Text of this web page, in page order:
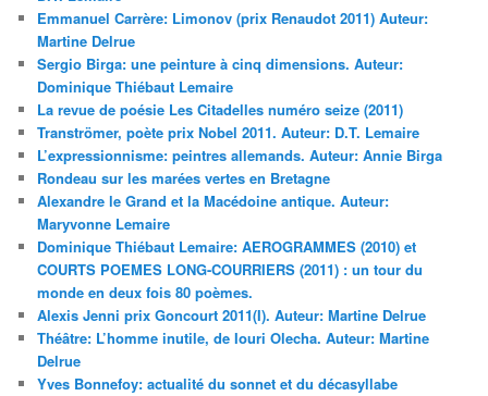
Emmanuel Carrère: Limonov (prix Renaudot 2011) Auteur:
Martine Delrue
Sergio Birga: une peinture à cinq dimensions. Auteur:
Dominique Thiébaut Lemaire
La revue de poésie Les Citadelles numéro seize (2011)
Tranströmer, poète prix Nobel 2011. Auteur: D.T. Lemaire
L’expressionnisme: peintres allemands. Auteur: Annie Birga
Rondeau sur les marées vertes en Bretagne
Alexandre le Grand et la Macédoine antique. Auteur:
Maryvonne Lemaire
Dominique Thiébaut Lemaire: AEROGRAMMES (2010) et
COURTS POEMES LONG-COURRIERS (2011) : un tour du
monde en deux fois 80 poèmes.
Alexis Jenni prix Goncourt 2011(I). Auteur: Martine Delrue
Théâtre: L’homme inutile, de Iouri Olecha. Auteur: Martine
Delrue
Yves Bonnefoy: actualité du sonnet et du décasyllabe